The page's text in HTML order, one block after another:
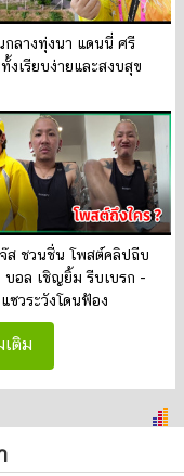
กลางทุ่งนา แดนนี่ ศรี
เรียบง่ายและสงบสุข
ส ชวนชื่น โพสต์คลิปถีบ
บอล เชิญยิ้ม รีบเบรก -
ซวระวังโดนฟ้อง
เติม